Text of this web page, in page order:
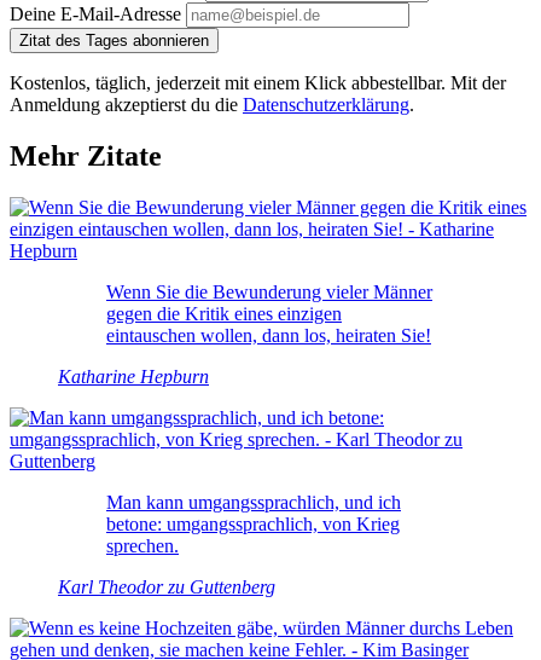
Deine E-Mail-Adresse
Zitat des Tages abonnieren
Kostenlos, täglich, jederzeit mit einem Klick abbestellbar. Mit der
Anmeldung akzeptierst du die Datenschutzerklärung.
Mehr Zitate
Wenn Sie die Bewunderung vieler Männer
gegen die Kritik eines einzigen
eintauschen wollen, dann los, heiraten Sie!
Katharine Hepburn
Man kann umgangssprachlich, und ich
betone: umgangssprachlich, von Krieg
sprechen.
Karl Theodor zu Guttenberg